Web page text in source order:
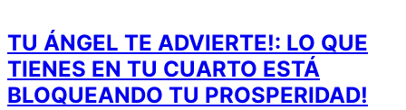
TU ÁNGEL TE ADVIERTE!: LO QUE
TIENES EN TU CUARTO ESTÁ
BLOQUEANDO TU PROSPERIDAD!